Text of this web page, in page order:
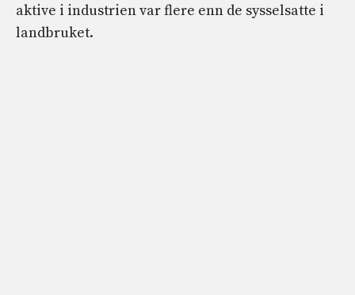
aktive i industrien var flere enn de sysselsatte i
landbruket.